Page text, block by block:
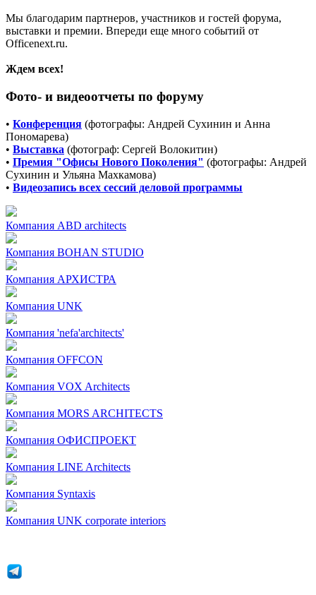
Мы благодарим партнеров, участников и гостей форума,
выставки и премии. Впереди еще много событий от
Officenext.ru.
Ждем всех!
Фото- и видеоотчеты по форуму
• Конференция (фотографы: Андрей Сухинин и Анна
Пономарева)
• Выставка (фотограф: Сергей Волокитин)
• Премия "Офисы Нового Поколения" (фотографы: Андрей
Сухинин и Ульяна Махкамова)
• Видеозапись всех сессий деловой программы
Компания ABD architects
Компания BOHAN STUDIO
Компания АРХИСТРА
Компания UNK
Компания 'nefa'architects'
Компания OFFCON
Компания VOX Architects
Компания MORS ARCHITECTS
Компания ОФИСПРОЕКТ
Компания LINE Architects
Компания Syntaxis
Компания UNK corporate interiors